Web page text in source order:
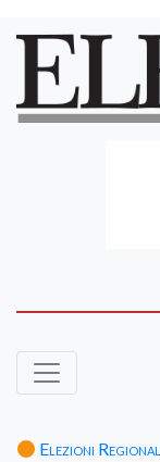
Elezioni